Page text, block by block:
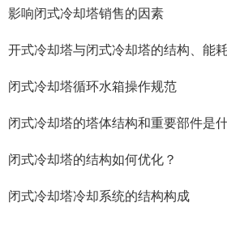
影响闭式冷却塔销售的因素
开式冷却塔与闭式冷却塔的结构、能
闭式冷却塔循环水箱操作规范
闭式冷却塔的塔体结构和重要部件是
闭式冷却塔的结构如何优化？
闭式冷却塔冷却系统的结构构成